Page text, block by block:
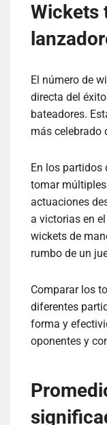
Wickets
El número de
directa del
bateadores.
más celebrado
En los partidos
tomar
actuaciones
a victorias en
wickets de
rumbo de un
Comparar los
diferentes
forma y
oponentes y